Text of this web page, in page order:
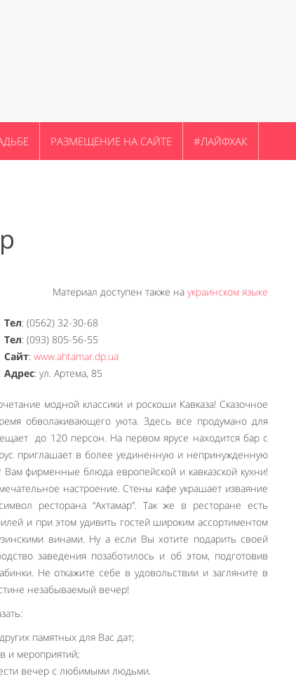
РАЗМЕЩЕНИЕ НА САЙТЕ #ЛАЙФХАК
Материал доступен также на украинском языке
Тел: (0562) 32-30-68
Тел: (093) 805-56-55
Сайт:www.ahtamar.dp.ua
Адрес: ул. Артема, 85
модной классики и роскоши Кавказа! Сказочное
обволакивающего уюта. Здесь все продумано для
до 120 персон. На первом ярусе находится бар с
приглашает в более уединенную и непринужденную
фирменные блюда европейской и кавказской кухни!
настроение. Стены кафе украшает изваяние
ресторана “Ахтамар”. Так же в ресторане есть
и при этом удивить гостей широким ассортиментом
винами. Ну а если Вы хотите подарить своей
заведения позаботилось и об этом, подготовив
Не откажите себе в удовольствии и загляните в
незабываемый вечер!
памятных для Вас дат;
и мероприятий;
вечер с любимыми людьми.